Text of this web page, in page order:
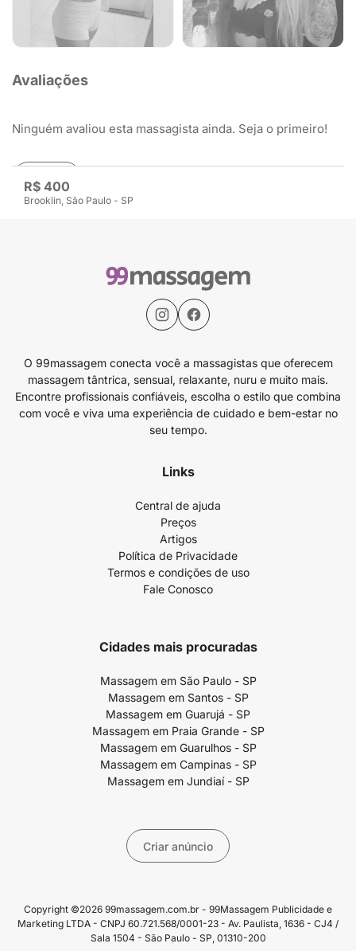
R$ 400
Brooklin, São Paulo - SP
Avaliações
Ninguém avaliou esta massagista ainda. Seja o primeiro!
Avaliar
O 99massagem conecta você a massagistas que oferecem
massagem tântrica, sensual, relaxante, nuru e muito mais.
Encontre profissionais confiáveis, escolha o estilo que combina
com você e viva uma experiência de cuidado e bem-estar no
seu tempo.
Links
Central de ajuda
Preços
Artigos
Política de Privacidade
Termos e condições de uso
Fale Conosco
Cidades mais procuradas
Massagem em São Paulo - SP
Massagem em Santos - SP
Massagem em Guarujá - SP
Massagem em Praia Grande - SP
Massagem em Guarulhos - SP
Massagem em Campinas - SP
Massagem em Jundiaí - SP
Criar anúncio
Copyright ©2026 99massagem.com.br - 99Massagem Publicidade e
Marketing LTDA - CNPJ 60.721.568/0001-23 - Av. Paulista, 1636 - CJ4 /
Sala 1504 - São Paulo - SP, 01310-200